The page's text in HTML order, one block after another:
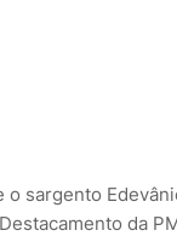
o sargento
da